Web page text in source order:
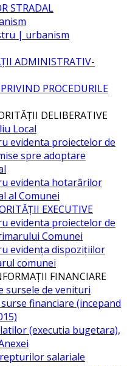
STRADAL
| urbanism
ADMINISTRATIV-
PROCEDURILE
DELIBERATIVE
Local
evidenta proiectelor de
spre adoptare
evidenta hotarârilor
al Comunei
EXECUTIVE
evidenta proiectelor de
Comunei
evidența dispozițiilor
comunei
FINANCIARE
sursele de venituri
financiare (incepand
(executia bugetara),
salariale